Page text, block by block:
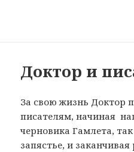
Доктор и
За свою жизнь Доктор
писателям, начиная
черновика Гамлета,
запястье, и